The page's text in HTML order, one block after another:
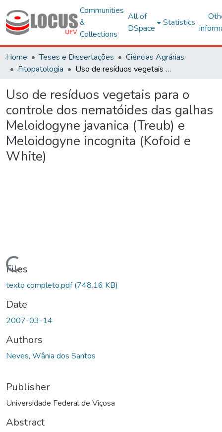
Communities
&
Collections
All of
DSpace
Statistics
Home Teses e Dissertações
Ciências Agrárias
Fitopatologia
Uso de resíduos vegetais para o controle dos nematóides das galhas Meloidogyne javanica (Treub) e Meloidogyne incognita (Kofoid e White)
Uso de resíduos vegetais para o
controle dos nematóides das galhas
Meloidogyne javanica (Treub) e
Meloidogyne incognita (Kofoid e
White)
Files
texto completo.pdf(748.16 KB)
Date
2007-03-14
Authors
Neves, Wânia dos Santos
Publisher
Universidade Federal de Viçosa
Abstract